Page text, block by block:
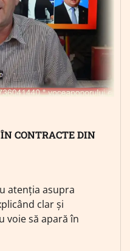
CONTRACTE DIN
atenția asupra
clar și
voie să apară în